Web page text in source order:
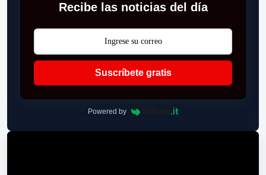
Recibe las noticias del día
Suscríbete gratis
Powered by